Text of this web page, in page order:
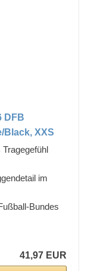
DFB
Black, XXS
im
Bundes
41,97 EUR